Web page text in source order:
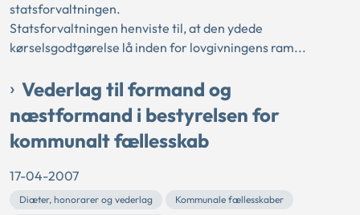
statsforvaltningen.
Statsforvaltningen henviste til, at den ydede
kørselsgodtgørelse lå inden for lovgivningens ram...
Vederlag til formand og
næstformand i bestyrelsen for
kommunalt fællesskab
17-04-2007
Diæter, honorarer og vederlag
Kommunale fællesskaber